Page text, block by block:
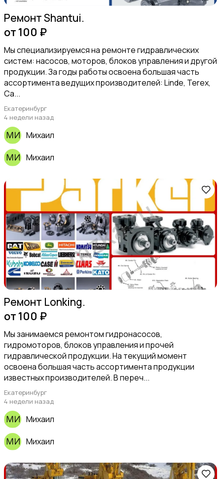
Ремонт Shantui.
от 100 ₽
Мы специализируемся на ремонте гидравлических
систем: насосов, моторов, блоков управления и другой
продукции. За годы работы освоена большая часть
ассортимента ведущих производителей: Linde, Terex,
Ca...
Екатеринбург
4 недели назад
Михаил
Михаил
Ремонт Lonking.
от 100 ₽
Мы занимаемся ремонтом гидронасосов,
гидромоторов, блоков управления и прочей
гидравлической продукции. На текущий момент
освоена большая часть ассортимента продукции
известных производителей. В переч...
Екатеринбург
4 недели назад
Михаил
Михаил